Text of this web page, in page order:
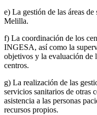
e) La gestión de las áreas
Melilla.
f) La coordinación de los
INGESA, así como la
objetivos y la evaluación de
centros.
g) La realización de las
servicios sanitarios de otras
asistencia a las personas
recursos propios.